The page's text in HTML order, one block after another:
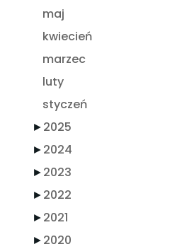
maj
kwiecień
marzec
luty
styczeń
►2025
►2024
►2023
►2022
►2021
►2020